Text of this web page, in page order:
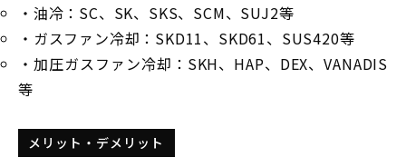
・油冷：SC、SK、SKS、SCM、SUJ2等
・ガスファン冷却：SKD11、SKD61、SUS420等
・加圧ガスファン冷却：SKH、HAP、DEX、VANADIS
等
メリット・デメリット